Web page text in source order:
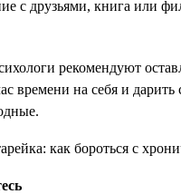
с друзьями, книга или
рекомендуют
времени на себя и